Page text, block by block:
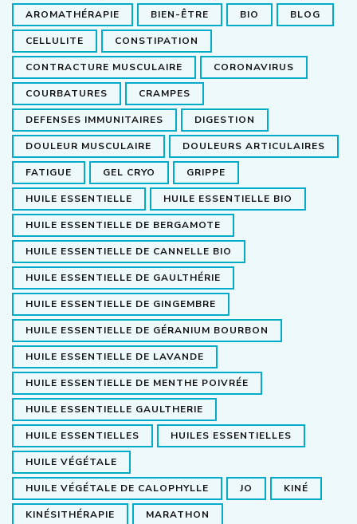
AROMATHÉRAPIE BIEN-ÊTRE BIO BLOG
CELLULITE CONSTIPATION
CONTRACTURE MUSCULAIRE CORONAVIRUS
COURBATURES CRAMPES
DEFENSES IMMUNITAIRES DIGESTION
DOULEUR MUSCULAIRE DOULEURS ARTICULAIRES
FATIGUE GEL CRYO GRIPPE
HUILE ESSENTIELLE HUILE ESSENTIELLE BIO
HUILE ESSENTIELLE DE BERGAMOTE
HUILE ESSENTIELLE DE CANNELLE BIO
HUILE ESSENTIELLE DE GAULTHÉRIE
HUILE ESSENTIELLE DE GINGEMBRE
HUILE ESSENTIELLE DE GÉRANIUM BOURBON
HUILE ESSENTIELLE DE LAVANDE
HUILE ESSENTIELLE DE MENTHE POIVRÉE
HUILE ESSENTIELLE GAULTHERIE
HUILE ESSENTIELLES HUILES ESSENTIELLES
HUILE VÉGÉTALE
HUILE VÉGÉTALE DE CALOPHYLLE JO KINÉ
KINÉSITHÉRAPIE MARATHON